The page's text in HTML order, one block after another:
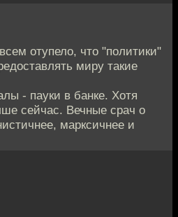
отупело, что "политики"
миру такие
- пауки в банке. Хотя
сейчас. Вечные срач о
марксичнее и